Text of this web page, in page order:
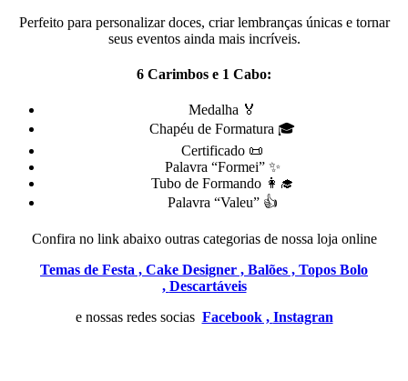
Perfeito para personalizar doces, criar lembranças únicas e tornar
seus eventos ainda mais incríveis.
6 Carimbos e 1 Cabo:
Medalha 🏅
Chapéu de Formatura 🎓
Certificado 📜
Palavra “Formei” ✨
Tubo de Formando 👩‍🎓
Palavra “Valeu” 👍
Confira no link abaixo outras categorias de nossa loja online
Temas de Festa , Cake Designer , Balões , Topos Bolo
, Descartáveis
e nossas redes socias Facebook , Instagran